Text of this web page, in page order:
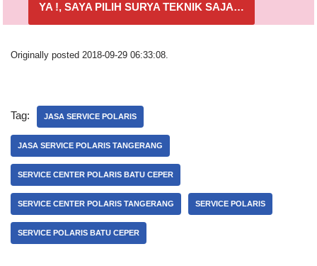
YA !, SAYA PILIH SURYA TEKNIK SAJA…
Originally posted 2018-09-29 06:33:08.
Tag: JASA SERVICE POLARIS
JASA SERVICE POLARIS TANGERANG
SERVICE CENTER POLARIS BATU CEPER
SERVICE CENTER POLARIS TANGERANG SERVICE POLARIS
SERVICE POLARIS BATU CEPER